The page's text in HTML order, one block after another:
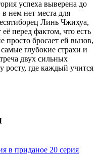
успеха выверена до
нем нет места для
Линь Чжихуа,
перед фактом, что есть
просто бросает ей вызов,
глубокие страхи и
двух сильных
росту, где каждый учится
в приданое 20 серия